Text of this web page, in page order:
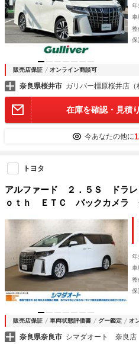
年
車
整
保
販売店保証 オンライン商談可
奈良県桜井市 ガリバー橿原桜井店（
在庫を確認・見積
今あなたの他に
トヨタ
アルファード ２．５Ｓ ドラ
ｏｔｈ ＥＴＣ バックカメラ
ズコントロール レーンアシス
側電動スライドドア ＬＥＤヘッ
年
車
整
保
販売店保証 車両状態評価書 グー鑑定 オ
奈良県奈良市 シマダオート 奈良店